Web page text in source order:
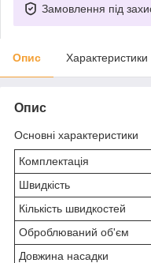
Замовлення під
Опис Характеристики
Опис
Основні характеристики
Комплектація
Швидкість
Кількість швидкостей
Оброблюваний об'єм
Довжина насадки